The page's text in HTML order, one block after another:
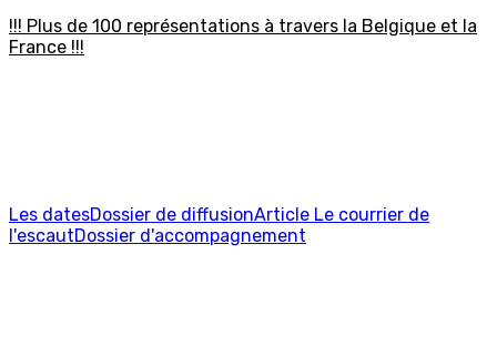
!!! Plus de 100 représentations à travers la Belgique et la
France !!!
Les datesDossier de diffusionArticle Le courrier de
l'escautDossier d'accompagnement